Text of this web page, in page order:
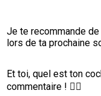
Je te recommande
lors de ta prochaine
Et toi, quel est ton
commentaire ! 👇🏼